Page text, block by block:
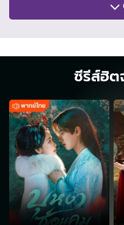
ซีรีส์ฮิต